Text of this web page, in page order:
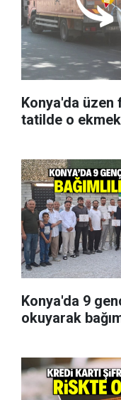
Konya'da
tatilde o
Konya'da 9
okuyarak